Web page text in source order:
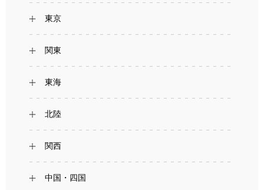
東京
関東
東海
北陸
関西
中国・四国